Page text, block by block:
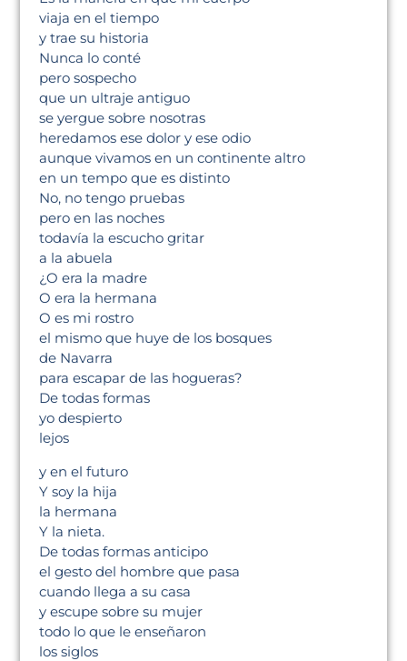
viaja en el tiempo
y trae su historia
Nunca lo conté
pero sospecho
que un ultraje antiguo
se yergue sobre nosotras
heredamos ese dolor y ese odio
aunque vivamos en un continente altro
en un tempo que es distinto
No, no tengo pruebas
pero en las noches
todavía la escucho gritar
a la abuela
¿O era la madre
O era la hermana
O es mi rostro
el mismo que huye de los bosques
de Navarra
para escapar de las hogueras?
De todas formas
yo despierto
lejos
y en el futuro
Y soy la hija
la hermana
Y la nieta.
De todas formas anticipo
el gesto del hombre que pasa
cuando llega a su casa
y escupe sobre su mujer
todo lo que le enseñaron
los siglos